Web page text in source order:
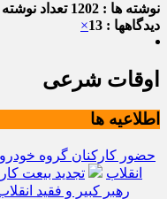
نوشته ها : 1202
تعداد
دیدگاهها : 13
×
اوقات شرعی
اطلاعیه ها
حضور کارکنان گروه
انقلاب
تجدید بیعت
رهبر کبیر و فقید